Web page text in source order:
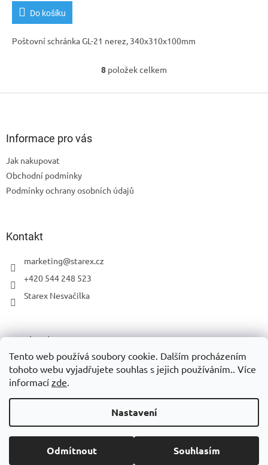
Tento web používá soubory cookie. Dalším procházením
tohoto webu vyjadřujete souhlas s jejich používáním.. Více
informací zde.
Nastavení
Odmítnout Souhlasím
Do košíku
Poštovní schránka GL-21 nerez, 340x310x100mm
O
l
v
8 položek celkem
Informace pro vás
Jak nakupovat
Obchodní podmínky
Podmínky ochrany osobních údajů
Kontakt
marketing@starex.cz
+420 544 248 523
Starex Nesvačilka
Facebook
Vytvořil Shoptet
Copyright 2026Eshop Starex. Všechna práva vyhrazena.Upravit